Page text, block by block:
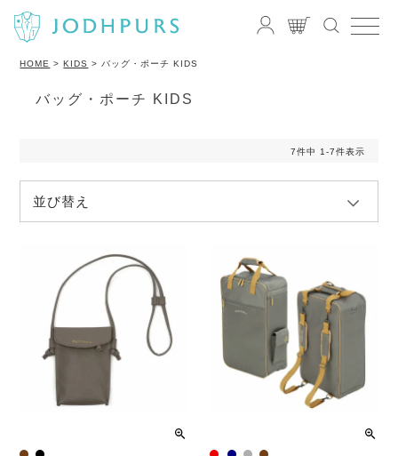
HOME KIDS バッグ・ポーチ KIDS
バッグ・ポーチ KIDS
並び替え
7件中 1 -7件表示